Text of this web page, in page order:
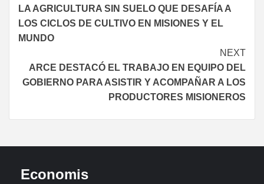
LA AGRICULTURA SIN SUELO QUE DESAFÍA A
LOS CICLOS DE CULTIVO EN MISIONES Y EL
MUNDO
NEXT
ARCE DESTACÓ EL TRABAJO EN EQUIPO DEL
GOBIERNO PARA ASISTIR Y ACOMPAÑAR A LOS
PRODUCTORES MISIONEROS
Economis